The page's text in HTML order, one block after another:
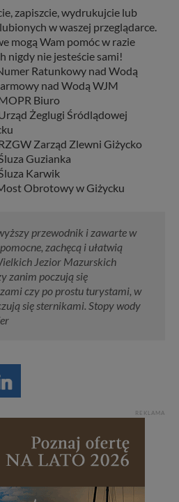
zapiszcie, wydrukujcie lub
w waszej przeglądarce.
mogą Wam pomóc w razie
nigdy nie jesteście sami!
Ratunkowy nad Wodą
nad Wodą WJM
Biuro
Żeglugi Śródlądowej
Zarząd Zlewni Giżycko
Guzianka
Karwik
Obrotowy w Giżycku
przewodnik i zawarte w
zachęcą i ułatwią
Jezior Mazurskich
zanim poczują się
czy po prostu turystami, w
się sternikami. Stopy wody
REKLAMA